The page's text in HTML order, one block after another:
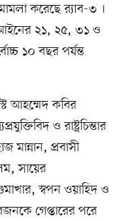
করেছে র‌্যাব-৩ ।
আইনের ২১, ২৫, ৩১ ও
১০ বছর পর্যন্ত
আহম্মেদ কবির
ও রাষ্ট্রচিন্তার
প্রবাসী
সায়ের
স্বপন ওয়াহিদ ও
গেপ্তারের পরে